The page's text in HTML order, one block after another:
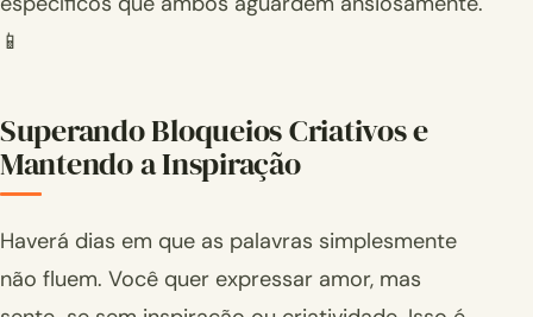
📱
Superando Bloqueios Criativos e
Mantendo a Inspiração
Haverá dias em que as palavras simplesmente
não fluem. Você quer expressar amor, mas